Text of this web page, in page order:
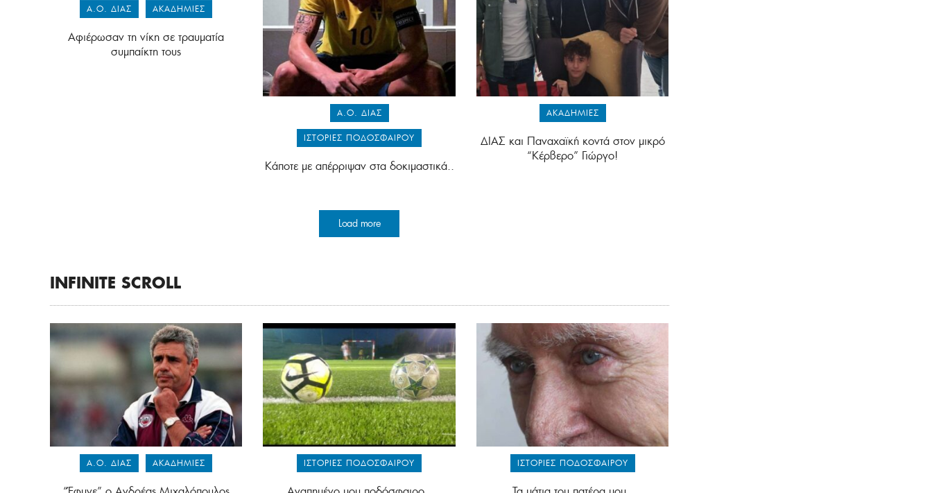
Α.Ο. ΔΙΑΣ ΑΚΑΔΗΜΊΕΣ
Αφιέρωσαν τη νίκη σε τραυματία
συμπαίκτη τους
Α.Ο. ΔΙΑΣ
ΙΣΤΟΡΊΕΣ ΠΟΔΟΣΦΑΊΡΟΥ
Κάποτε με απέρριψαν στα δοκιμαστικά..
ΑΚΑΔΗΜΊΕΣ
ΔΙΑΣ και Παναχαϊκή κοντά στον μικρό
“Κέρβερο” Γιώργο!
Load more
INFINITE SCROLL
Α.Ο. ΔΙΑΣ ΑΚΑΔΗΜΊΕΣ ΙΣΤΟΡΊΕΣ ΠΟΔΟΣΦΑΊΡΟΥ ΙΣΤΟΡΊΕΣ ΠΟΔΟΣΦΑΊΡΟΥ